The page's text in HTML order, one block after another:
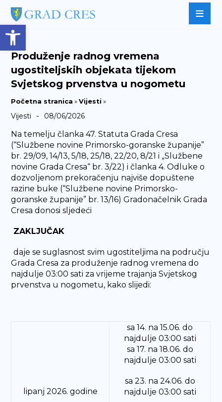
Open toolbar
Produženje radnog vremena
ugostiteljskih objekata tijekom
Svjetskog prvenstva u nogometu
Početna stranica »Vijesti »
Vijesti - 08/06/2026
Na temelju članka 47. Statuta Grada Cresa
(“Službene novine Primorsko-goranske županije”
br. 29/09, 14/13, 5/18, 25/18, 22/20, 8/21 i „Službene
novine Grada Cresa“ br. 3/22) i članka 4. Odluke o
dozvoljenom prekoračenju najviše dopuštene
razine buke (“Službene novine Primorsko-
goranske županije” br. 13/16) Gradonačelnik Grada
Cresa donosi sljedeći
ZAKLJUČAK
daje se suglasnost svim ugostiteljima na području
Grada Cresa za produženje radnog vremena do
najdulje 03:00 sati za vrijeme trajanja Svjetskog
prvenstva u nogometu, kako slijedi:
lipanj 2026. godine
sa 14. na 15.06. do
najdulje 03:00 sati
sa 17. na 18.06. do
najdulje 03:00 sati
sa 23. na 24.06. do
najdulje 03:00 sati